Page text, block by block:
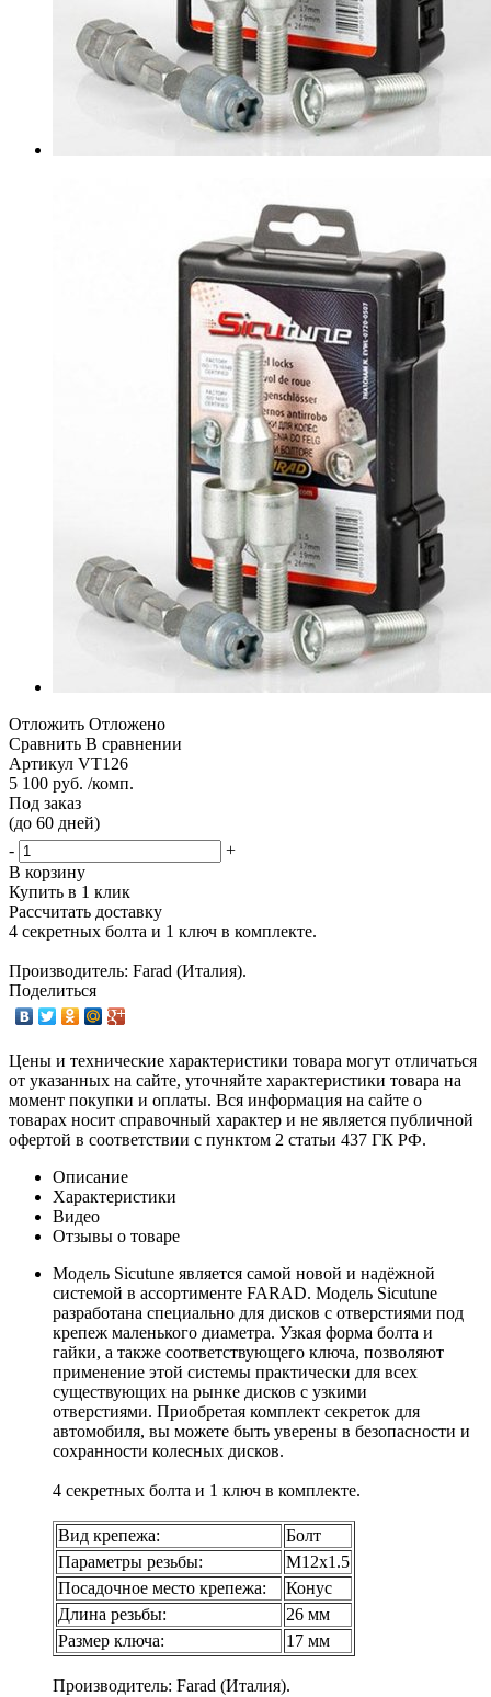
Отложить Отложено
Сравнить В сравнении
Артикул VT126
5 100 руб. /комп.
Под заказ
(до 60 дней)
-
+
В корзину
Купить в 1 клик
Рассчитать доставку
4 секретных болта и 1 ключ в комплекте.
Производитель: Farad (Италия).
Поделиться
Цены и технические характеристики товара могут отличаться
от указанных на сайте, уточняйте характеристики товара на
момент покупки и оплаты. Вся информация на сайте о
товарах носит справочный характер и не является публичной
офертой в соответствии с пунктом 2 статьи 437 ГК РФ.
Описание
Характеристики
Видео
Отзывы о товаре
Модель Sicutune является самой новой и надёжной
системой в ассортименте FARAD. Модель Sicutune
разработана специально для дисков с отверстиями под
крепеж маленького диаметра. Узкая форма болта и
гайки, а также соответствующего ключа, позволяют
применение этой системы практически для всех
существующих на рынке дисков с узкими
отверстиями. Приобретая комплект секреток для
автомобиля, вы можете быть уверены в безопасности и
сохранности колесных дисков.
4 секретных болта и 1 ключ в комплекте.
Вид крепежа:
Болт
Параметры резьбы:
М12х1.5
Посадочное место крепежа:
Конус
Длина резьбы:
26 мм
Размер ключа:
17 мм
Производитель: Farad (Италия).